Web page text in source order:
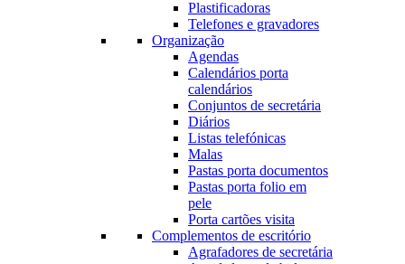
Plastificadoras
Telefones e gravadores
Organização
Agendas
Calendários porta
calendários
Conjuntos de secretária
Diários
Listas telefónicas
Malas
Pastas porta documentos
Pastas porta folio em
pele
Porta cartões visita
Complementos de escritório
Agrafadores de secretária